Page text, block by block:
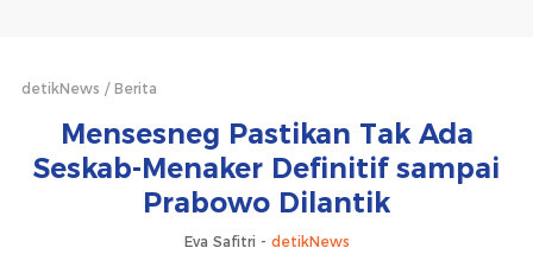
detikNews Berita
Mensesneg Pastikan Tak Ada
Seskab-Menaker Definitif sampai
Prabowo Dilantik
Eva Safitri - detikNews